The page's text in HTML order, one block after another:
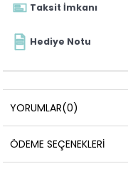
Taksit İmkanı
Hediye Notu
YORUMLAR(0)
ÖDEME SEÇENEKLERI